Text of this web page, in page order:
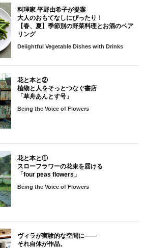
料理家 平野由希子が提案
大人のおもてなしにぴったり！
【春、夏】季節別の野菜料理とお酒のペア
リング
Delightful Vegetable Dishes with Drinks
花と本と②
植物と人をそっとつなぐ書店
「草舟あんとす号」
Being the Voice of Flowers
花と本と①
スローフラワーの花束を届ける
「four peas flowers」
Being the Voice of Flowers
ヴィラが実験的な空間に――
それ自体が作品。